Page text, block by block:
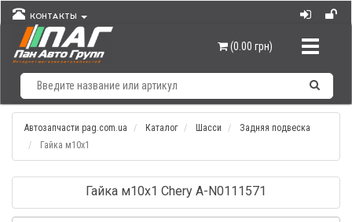
КОНТАКТЫ
(0.00 грн)
Автозапчасти pag.com.ua Каталог Шасси
Задняя подвеска
Гайка м10х1
Гайка м10х1 Chery A-N0111571